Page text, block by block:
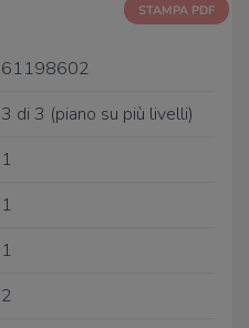
STAMPA PDF
61198602
3 di 3 (piano su più livelli)
1
1
1
2